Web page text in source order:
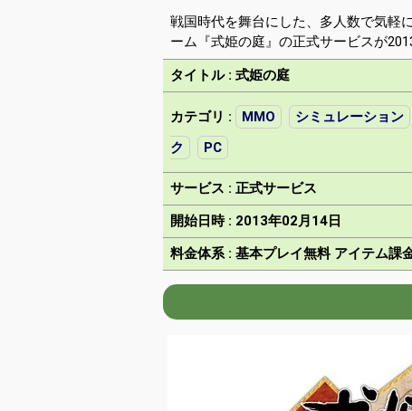
戦国時代を舞台にした、多人数で気軽
ーム『式姫の庭』の正式サービスが
タイトル : 式姫の庭
カテゴリ : MMO シミュレーション
ク
PC
サービス : 正式サービス
開始日時 : 2013年02月14日
料金体系 : 基本プレイ無料 アイテム課